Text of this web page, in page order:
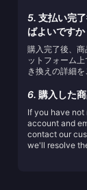
5. 支払い完
ばよいですか
購入完了後、
ットフォーム
き換えの詳細を
6. 購入した
If you have
account and
contact our
we'll resolve